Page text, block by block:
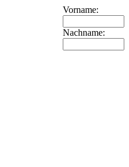
Vorname:
Nachname: